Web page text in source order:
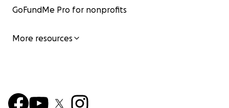
GoFundMe Pro for nonprofits
More resources